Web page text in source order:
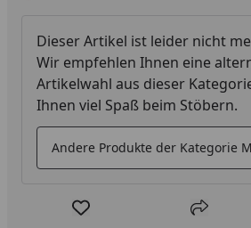
Dieser Artikel ist leider nicht
Wir empfehlen Ihnen eine
Artikelwahl aus dieser
Ihnen viel Spaß beim Stöbern.
Andere Produkte der Kategorie
Produkt zur Wunschliste
Teilen